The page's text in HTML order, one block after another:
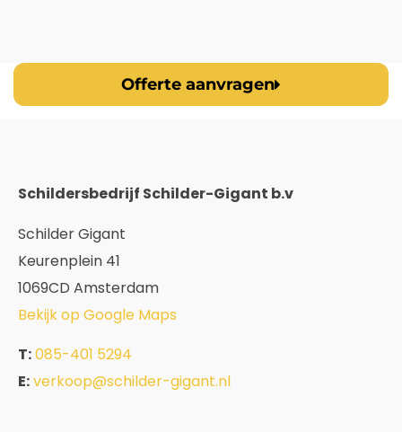
Offerte aanvragen
Schildersbedrijf Schilder-Gigant b.v
Schilder Gigant
Keurenplein 41
1069CD Amsterdam
Bekijk op Google Maps
T:085-401 5294
E:verkoop@schilder-gigant.nl